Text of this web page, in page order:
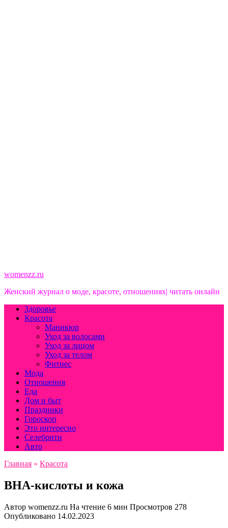
womenzz.ru
Женский журнал о моде, красоте, отношениях| читать онлайн
Здоровье
Красота
Маникюр
Уход за волосами
Уход за лицом
Уход за телом
Фитнес
Мода
Отношения
Еда
Дом и быт
Праздники
Гороскоп
Это интересно
Селебрити
Авто
Главная » Красота
BHA-кислоты и кожа
Автор womenzz.ru На чтение 6 мин Просмотров 278
Опубликовано 14.02.2023